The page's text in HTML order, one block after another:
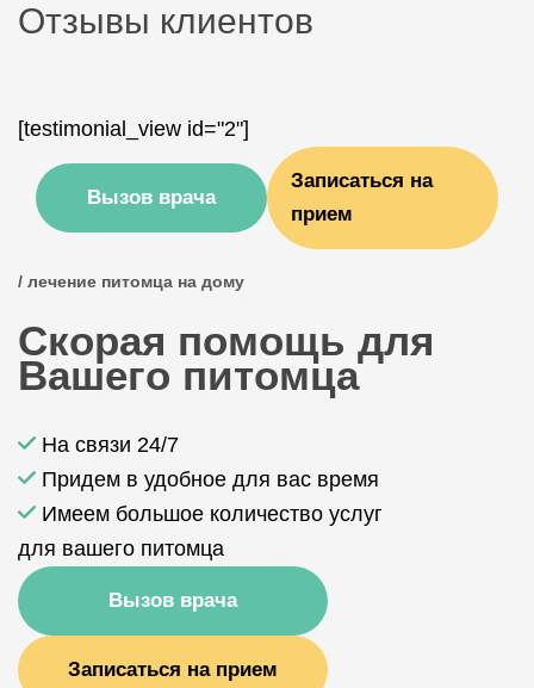
Отзывы клиентов
[testimonial_view id="2"]
Вызов врача
Записаться на
прием
/ лечение питомца на дому
Скорая помощь для
Вашего питомца
На связи 24/7
Придем в удобное для вас время
Имеем большое количество услуг
для вашего питомца
Вызов врача
Записаться на прием